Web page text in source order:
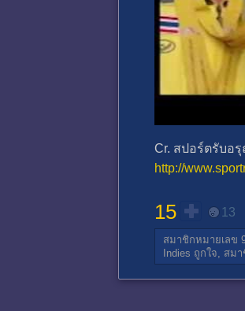
Cr. สปอร์ตรับอ
http://
15 13
สมาชิกหมายเลข
Indies ถูกใจ, สมา